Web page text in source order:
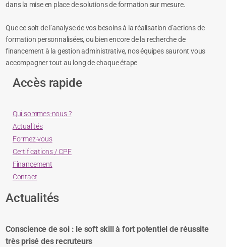
dans la mise en place de solutions de formation sur mesure.
Que ce soit de l’analyse de vos besoins à la réalisation d’actions de
formation personnalisées, ou bien encore de la recherche de
financement à la gestion administrative, nos équipes sauront vous
accompagner tout au long de chaque étape
Accès rapide
Qui sommes-nous ?
Actualités
Formez-vous
Certifications / CPF
Financement
Contact
Actualités
Conscience de soi : le soft skill à fort potentiel de réussite
très prisé des recruteurs